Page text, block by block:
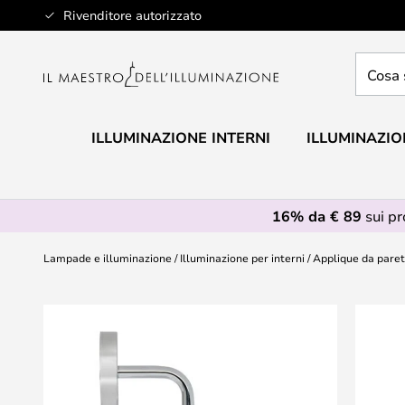
Rivenditore autorizzato
Salta
al
stai
ILLUMINAZIONE INTERNI
16% da € 89 sui
Lampade e illuminazione Illuminazione per interni Applique da